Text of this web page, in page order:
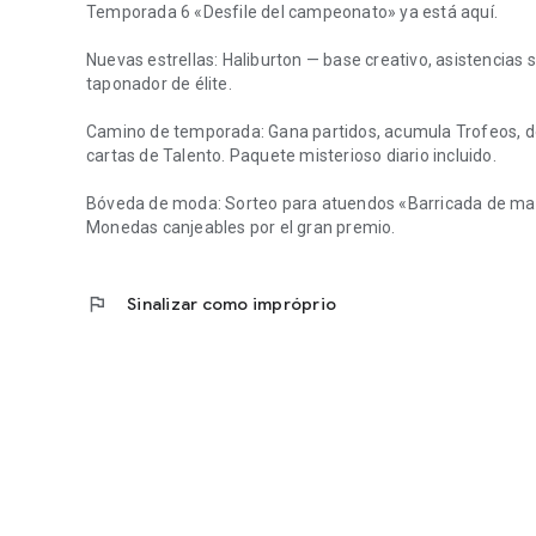
Temporada 6 «Desfile del campeonato» ya está aquí.
Nuevas estrellas: Haliburton — base creativo,
taponador de élite.
Camino de temporada: Gana partidos, acumula Trofeos,
cartas de Talento. Paquete misterioso diario incluido.
Bóveda de moda: Sorteo para atuendos «Barricada de
Monedas canjeables por el gran premio.
flag Sinalizar como impróprio